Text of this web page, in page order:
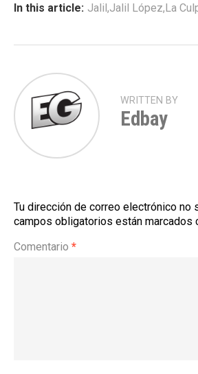
In this article: Jalil,Jalil López,La
WRITTEN BY
Edbay
Tu dirección de correo electrónico no
campos obligatorios están marcados
Comentario *